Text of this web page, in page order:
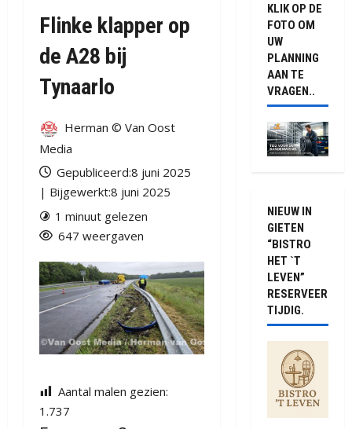
Flinke klapper op
de A28 bij
Tynaarlo
Herman © Van Oost
Media
Gepubliceerd:8 juni 2025
| Bijgewerkt:8 juni 2025
1 minuut gelezen
647 weergaven
Aantal malen gezien:
1.737
KLIK OP DE
FOTO OM
UW
PLANNING
AAN TE
VRAGEN..
NIEUW IN
GIETEN
“BISTRO
HET `T
LEVEN”
RESERVEER
TIJDIG.